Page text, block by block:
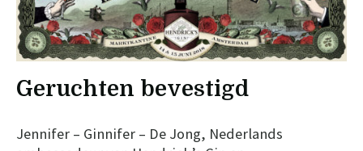
Geruchten bevestigd
Jennifer – Ginnifer – De Jong, Nederlands